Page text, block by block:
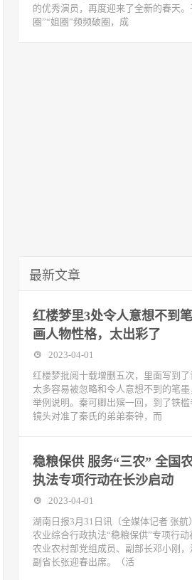
的优秀演员，再度迎来了全新的春天。
圈”“姐圈”频频破圈，成
最新文章
红楼梦里3处令人意想不到
画人物性格，太出彩了
2023-04-01
红楼梦批阅十载增删五次，里面写到
太多容易被忽略和令人意想不到的笔
举例说明。秦可卿出殡一回，到了铁
镜头对准了秦氏的弟弟秦钟，而
稳粮保供 服务“三农” 全国
执法专项行动在长沙启动
2023-04-01
湖南日报3月31日讯（全媒体记者 张航
农业综合行政执法“稳粮保供”专项行动
农业农村部党组成员、副部长邓小刚，
副省长张迎春出席。（活